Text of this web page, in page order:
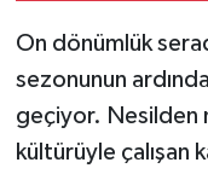
On dönümlük
sezonunun
geçiyor. Nesilden
kültürüyle çalışan